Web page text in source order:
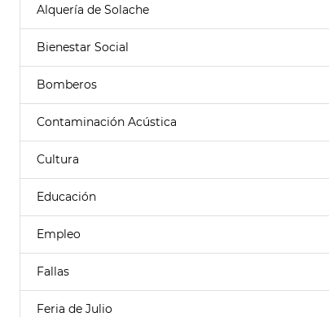
Alquería de Solache
Bienestar Social
Bomberos
Contaminación Acústica
Cultura
Educación
Empleo
Fallas
Feria de Julio